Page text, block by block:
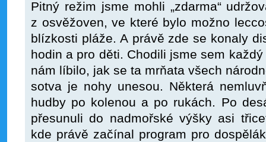
Pitný režim jsme mohli „zdarma“
z osvěžoven, ve které bylo možno
blízkosti pláže. A právě zde se konaly
hodin a pro děti. Chodili jsme sem
nám líbilo, jak se ta mrňata všech
sotva je nohy unesou. Některá
hudby po kolenou a po rukách. Po
přesunuli do nadmořské výšky asi
kde právě začínal program pro